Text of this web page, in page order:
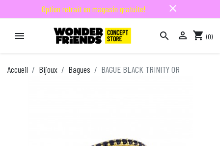
Option retrait en magasin gratuite! close
   shopping_cart (0)
Accueil Bijoux Bagues BAGUE BLACK TRINITY OR